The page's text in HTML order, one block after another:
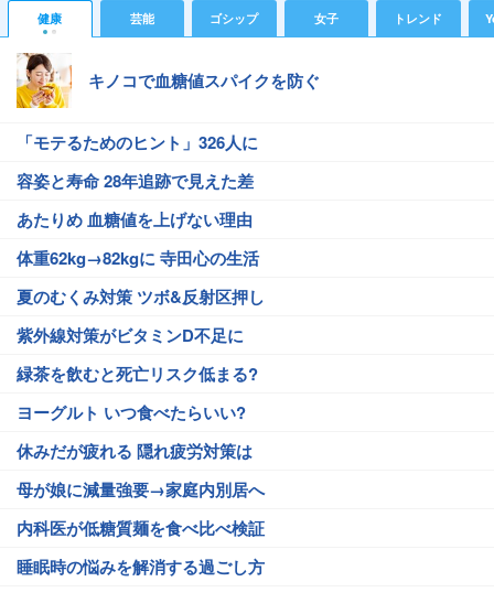
健康 芸能 ゴシップ 女子 トレンド
キノコで血糖値スパイクを防ぐ
「モテるためのヒント」326人に
容姿と寿命 28年追跡で見えた差
あたりめ 血糖値を上げない理由
体重62kg→82kgに 寺田心の生活
夏のむくみ対策 ツボ&反射区押し
紫外線対策がビタミンD不足に
緑茶を飲むと死亡リスク低まる?
ヨーグルト いつ食べたらいい?
休みだが疲れる 隠れ疲労対策は
母が娘に減量強要→家庭内別居へ
内科医が低糖質麺を食べ比べ検証
睡眠時の悩みを解消する過ごし方